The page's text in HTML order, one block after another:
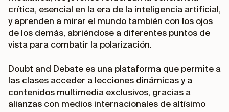
crítica, esencial en la era de la inteligencia artificial,
y aprenden a mirar el mundo también con los ojos
de los demás, abriéndose a diferentes puntos de
vista para combatir la polarización.
Doubt and Debate es una plataforma que permite a
las clases acceder a lecciones dinámicas y a
contenidos multimedia exclusivos, gracias a
alianzas con medios internacionales de altísimo